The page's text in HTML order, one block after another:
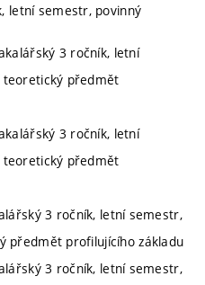
letní semestr, povinný
3 ročník, letní
teoretický předmět
3 ročník, letní
teoretický předmět
3 ročník, letní semestr,
předmět profilujícího základu
3 ročník, letní semestr,